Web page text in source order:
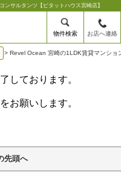
サルタンツ【ピタットハウス宮崎店】
物件検索 お店へ連絡
> Revel Ocean 宮崎の1LDK賃貸マンショ
しております。
お願いします。
先頭へ